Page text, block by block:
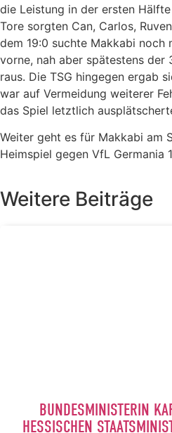
die Leistung in der ersten
Tore sorgten Can, Carlos,
dem 19:0 suchte Makkabi noch
vorne, nah aber spätestens der
raus. Die TSG hingegen ergab
war auf Vermeidung weiterer
das Spiel letztlich
Weiter geht es für Makkabi am
Heimspiel gegen VfL Germania
Weitere Beiträge
BUNDESMINISTERIN
HESSISCHEN